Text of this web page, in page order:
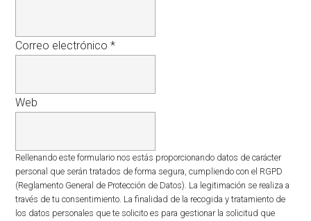
Correo electrónico*
Web
Rellenando este formulario nos estás proporcionando datos de carácter
personal que serán tratados de forma segura, cumpliendo con el RGPD
(Reglamento General de Protección de Datos). La legitimación se realiza a
través de tu consentimiento. La finalidad de la recogida y tratamiento de
los datos personales que te solicito es para gestionar la solicitud que